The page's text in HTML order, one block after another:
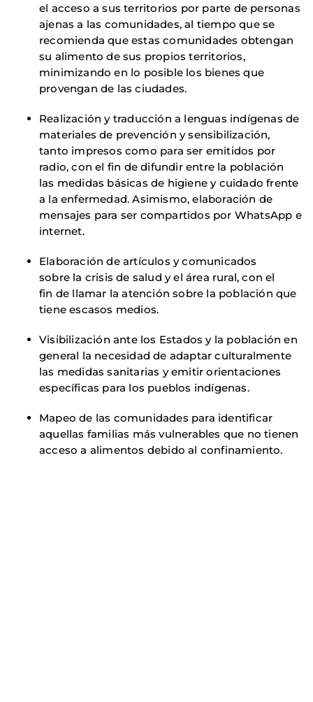
el acceso a sus territorios por parte de personas
ajenas a las comunidades, al tiempo que se
recomienda que estas comunidades obtengan
su alimento de sus propios territorios,
minimizando en lo posible los bienes que
provengan de las ciudades.
Realización y traducción a lenguas indígenas de
materiales de prevención y sensibilización,
tanto impresos como para ser emitidos por
radio, con el fin de difundir entre la población
las medidas básicas de higiene y cuidado frente
a la enfermedad. Asimismo, elaboración de
mensajes para ser compartidos por WhatsApp e
internet.
Elaboración de artículos y comunicados
sobre la crisis de salud y el área rural, con el
fin de llamar la atención sobre la población que
tiene escasos medios.
Visibilización ante los Estados y la población en
general la necesidad de adaptar culturalmente
las medidas sanitarias y emitir orientaciones
específicas para los pueblos indígenas.
Mapeo de las comunidades para identificar
aquellas familias más vulnerables que no tienen
acceso a alimentos debido al confinamiento.